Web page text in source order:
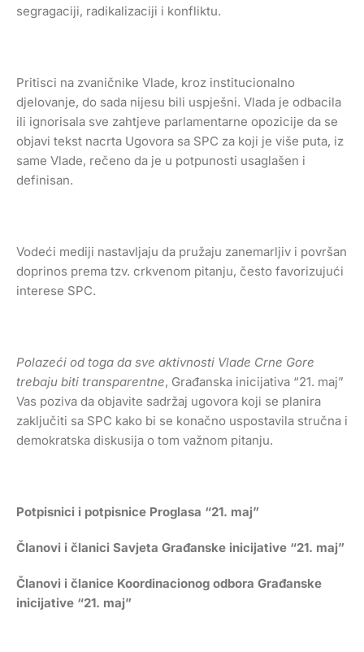
segragaciji, radikalizaciji i konfliktu.
Pritisci na zvaničnike Vlade, kroz institucionalno
djelovanje, do sada nijesu bili uspješni. Vlada je odbacila
ili ignorisala sve zahtjeve parlamentarne opozicije da se
objavi tekst nacrta Ugovora sa SPC za koji je više puta, iz
same Vlade, rečeno da je u potpunosti usaglašen i
definisan.
Vodeći mediji nastavljaju da pružaju zanemarljiv i površan
doprinos prema tzv. crkvenom pitanju, često favorizujući
interese SPC.
Polazeći od toga da sve aktivnosti Vlade Crne Gore
trebaju biti transparentne, Građanska inicijativa “21. maj”
Vas poziva da objavite sadržaj ugovora koji se planira
zaključiti sa SPC kako bi se konačno uspostavila stručna i
demokratska diskusija o tom važnom pitanju.
Potpisnici i potpisnice Proglasa “21. maj”
Članovi i članici Savjeta Građanske inicijative “21. maj”
Članovi i članice Koordinacionog odbora Građanske
inicijative “21. maj”